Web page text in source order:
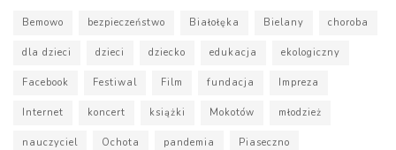
Bemowo bezpieczeństwo Białołęka Bielany choroba
dla dzieci dzieci dziecko edukacja ekologiczny
Facebook Festiwal Film fundacja Impreza
Internet koncert książki Mokotów młodzież
nauczyciel Ochota pandemia Piaseczno